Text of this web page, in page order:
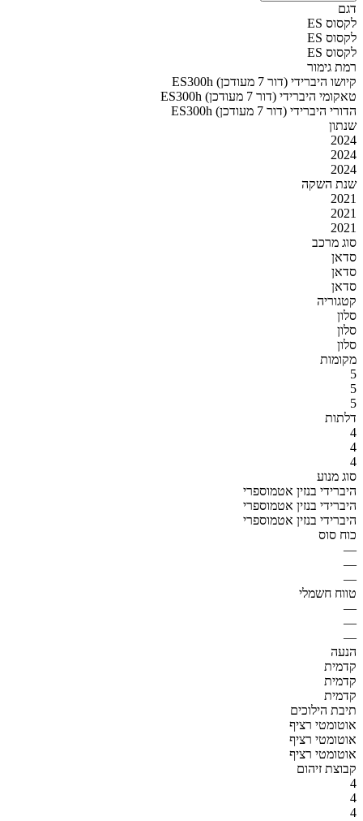
דגם
לקסוס ES
לקסוס ES
לקסוס ES
רמת גימור
ES300h קיושו היברידי (דור 7 מעודכן)
ES300h טאקומי היברידי (דור 7 מעודכן)
ES300h הדורי היברידי (דור 7 מעודכן)
שנתון
2024
2024
2024
שנת השקה
2021
2021
2021
סוג מרכב
סדאן
סדאן
סדאן
קטגוריה
סלון
סלון
סלון
מקומות
5
5
5
דלתות
4
4
4
סוג מנוע
היברידי בנזין אטמוספרי
היברידי בנזין אטמוספרי
היברידי בנזין אטמוספרי
כוח סוס
—
—
—
טווח חשמלי
—
—
—
הנעה
קדמית
קדמית
קדמית
תיבת הילוכים
אוטומטי רציף
אוטומטי רציף
אוטומטי רציף
קבוצת זיהום
4
4
4